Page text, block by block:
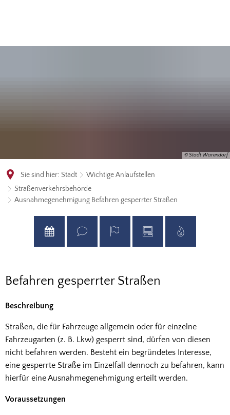
© Stadt Warendorf
Sie sind hier: Stadt
Wichtige Anlaufstellen
Straßenverkehrsbehörde
Ausnahmegenehmigung Befahren gesperrter Straßen
Ausnahmegenehmigung
Befahren
Straßen
Befahren gesperrter Straßen
Beschreibung
Straßen, die für Fahrzeuge allgemein oder für einzelne
Fahrzeugarten (z. B. Lkw) gesperrt sind, dürfen von diesen
nicht befahren werden. Besteht ein begründetes Interesse,
eine gesperrte Straße im Einzelfall dennoch zu befahren, kann
hierfür eine Ausnahmegenehmigung erteilt werden.
Voraussetzungen